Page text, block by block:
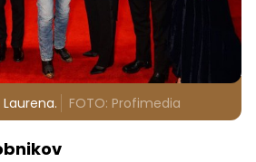
FOTO: Profimedia